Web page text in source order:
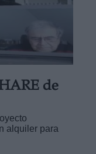
de
alquiler para